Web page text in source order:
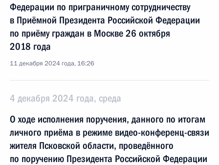
Федерации по приграничному сотрудничеству
в Приёмной Президента Российской Федерации
по приёму граждан в Москве 26 октября
2018 года
11 декабря 2024 года, 16:26
4 декабря 2024 года, среда
О ходе исполнения поручения, данного по итогам
личного приёма в режиме видео-конференц-связи
жителя Псковской области, проведённого
по поручению Президента Российской Федерации